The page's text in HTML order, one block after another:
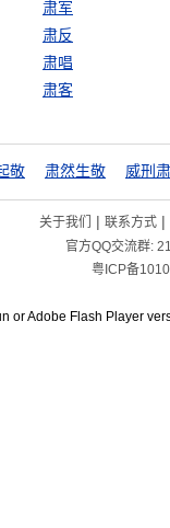
肃军
肃反
肃唱
肃客
敬 肃然生敬 威刑
关于我们 | 联系方式|
官方QQ交流群:
粤ICP备
or Adobe Flash Player